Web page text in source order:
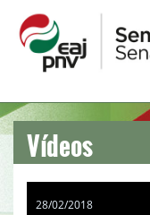
Vídeos
28/02/2018